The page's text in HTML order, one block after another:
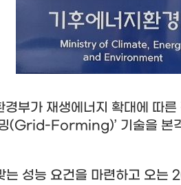
부가 재생에너지 확대에 따
(Grid-Forming)’ 기술을 본
성능 요건을 마련하고 오는